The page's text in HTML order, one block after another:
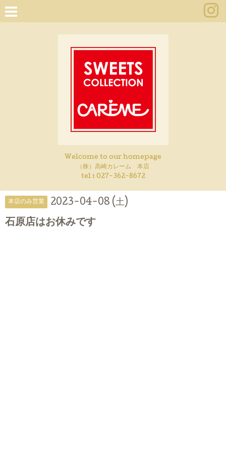
Welcome to our homepage
（株）高崎カレーム 本店
tel : 027-362-8672
本店のみ営業 2023-04-08 (土)
石原店はお休みです